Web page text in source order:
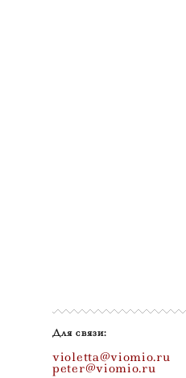
Для связи:
violetta@viomio.ru
peter@viomio.ru